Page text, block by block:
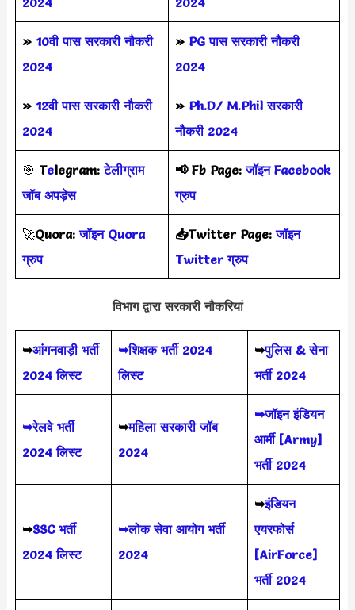
» 10वी पास सरकारी नौकरी
2024
» PG पास सरकारी नौकरी
2024
» 12वी पास सरकारी नौकरी
2024
» Ph.D/ M.Phil सरकारी
नौकरी 2024
🎯 Telegram: टेलीग्राम
जॉब अपड़ेस
📢 Fb Page:जॉइन Facebook
ग्रुप
🚀Quora:जॉइन Quora
ग्रुप
📥Twitter Page:जॉइन
Twitter ग्रुप
विभाग द्वारा सरकारी नौकरियां
➥आंगनवाड़ी भर्ती
2024 लिस्ट
➥शिक्षक भर्ती 2024
लिस्ट
➥पुलिस & सेना
भर्ती 2024
➥रेलवे भर्ती
2024 लिस्ट
➥महिला सरकारी जॉब
2024
➥जॉइन इंडियन
आर्मी [Army]
भर्ती 2024
➥SSC भर्ती
2024 लिस्ट
➥लोक सेवा आयोग भर्ती
2024
➥इंडियन
एयरफोर्स
[AirForce]
भर्ती 2024